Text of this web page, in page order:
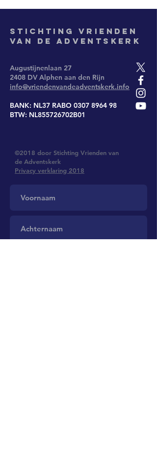
Stichting Vrienden
van de Adventskerk
Augustijnenlaan 27
2408 DV Alphen aan den Rijn
info@vriendenvandeadventskerk.info
BANK: NL37 RABO 0307 8964 98
BTW: NL855726702B01
©2018 door Stichting Vrienden van
de Adventskerk
Privacy verklaring 2018